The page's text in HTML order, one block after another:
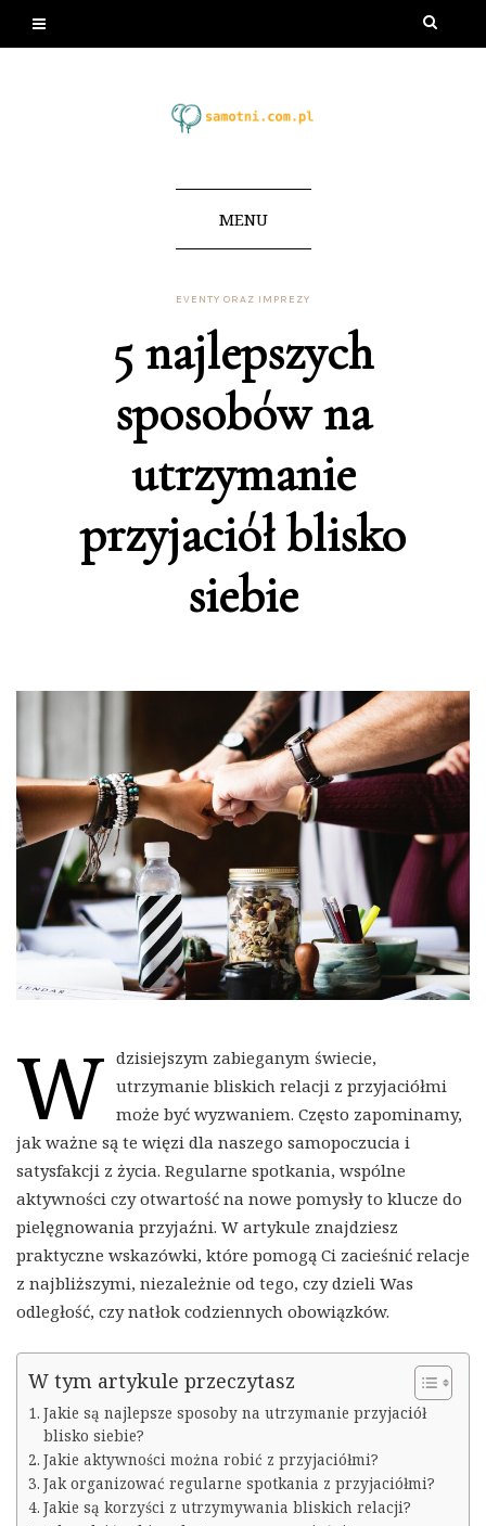
MENU
EVENTY ORAZ IMPREZY
5 najlepszych
sposobów na
utrzymanie
przyjaciół blisko
siebie
W dzisiejszym zabieganym świecie,
utrzymanie bliskich relacji z przyjaciółmi
może być wyzwaniem. Często zapominamy,
jak ważne są te więzi dla naszego samopoczucia i
satysfakcji z życia. Regularne spotkania, wspólne
aktywności czy otwartość na nowe pomysły to klucze do
pielęgnowania przyjaźni. W artykule znajdziesz
praktyczne wskazówki, które pomogą Ci zacieśnić relacje
z najbliższymi, niezależnie od tego, czy dzieli Was
odległość, czy natłok codziennych obowiązków.
W tym artykule przeczytasz
Jakie są najlepsze sposoby na utrzymanie przyjaciół
blisko siebie?
Jakie aktywności można robić z przyjaciółmi?
Jak organizować regularne spotkania z przyjaciółmi?
Jakie są korzyści z utrzymywania bliskich relacji?